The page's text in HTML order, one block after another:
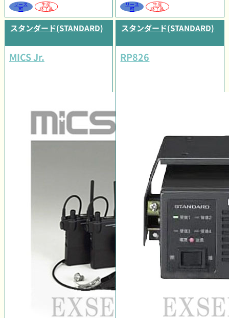
リース
可
生産
終了品
リース
可
生産
終了品
スタンダード(STANDARD)
MICS Jr.
スタンダード(STANDARD)
RP826